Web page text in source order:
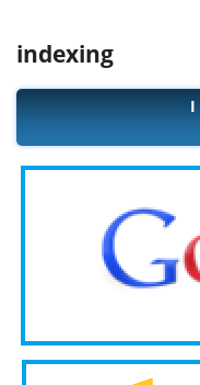
indexing
I